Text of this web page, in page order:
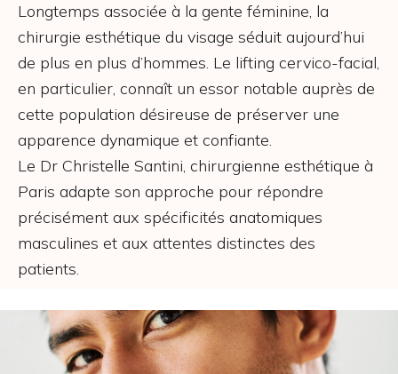
Longtemps associée à la gente féminine, la
chirurgie esthétique du visage séduit aujourd’hui
de plus en plus d’hommes. Le lifting cervico-facial,
en particulier, connaît un essor notable auprès de
cette population désireuse de préserver une
apparence dynamique et confiante.
Le Dr Christelle Santini, chirurgienne esthétique à
Paris adapte son approche pour répondre
précisément aux spécificités anatomiques
masculines et aux attentes distinctes des
patients.